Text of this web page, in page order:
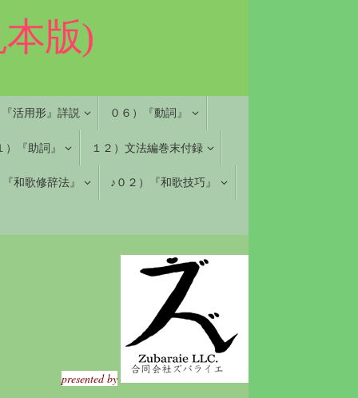
版)
『活用形』詳説 ０６）『動詞』
）『助詞』 １２）文法編巻末付録
和歌修辞法』 ♪０２）『和歌技巧』
presented by